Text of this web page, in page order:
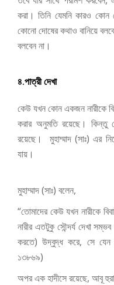
করা। তিনি যেমনি কারও
কোনো দোষের কথাও বানিয়ে
বলবেন না।
৪.পাত্রী দেখা
কেউ যখন কোন একজন নারীকে
করার অনুমতি রয়েছে। কিন্তু সে
রয়েছে। মুহাম্মাদ (সাঃ) এর
যায়।
মুহাম্মাদ (সাঃ) বলেন,
“তোমাদের কেউ যখন নারীকে
নারীর এতটুকু সৌন্দর্য দেখা
করতে) উদ্বুদ্ধ করে, সে
১৩৮৬৯)
অপর এক হাদীসে রয়েছে, আবূ